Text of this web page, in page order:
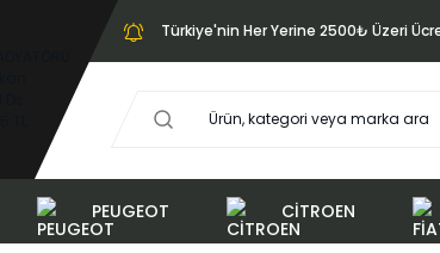
Türkiye'nin Her Yerine 2500₺ Üzeri
PEUGEOT CİTROEN